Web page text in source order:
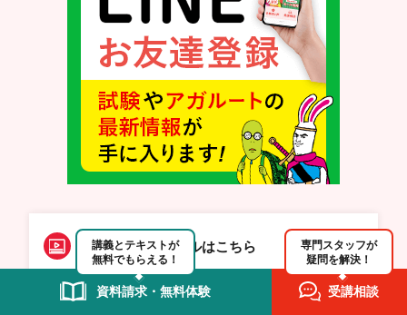
YouTubeチャンネルはこちら
講義とテキストが
無料でもらえる！
資料請求・無料体験
専門スタッフが
疑問を解決！
受講相談